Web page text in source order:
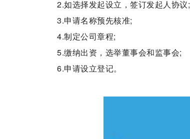
2.如选择发起设立，签订发起人协议;
3.申请名称预先核准;
4.制定公司章程;
5.缴纳出资，选举董事会和监事会;
6.申请设立登记。